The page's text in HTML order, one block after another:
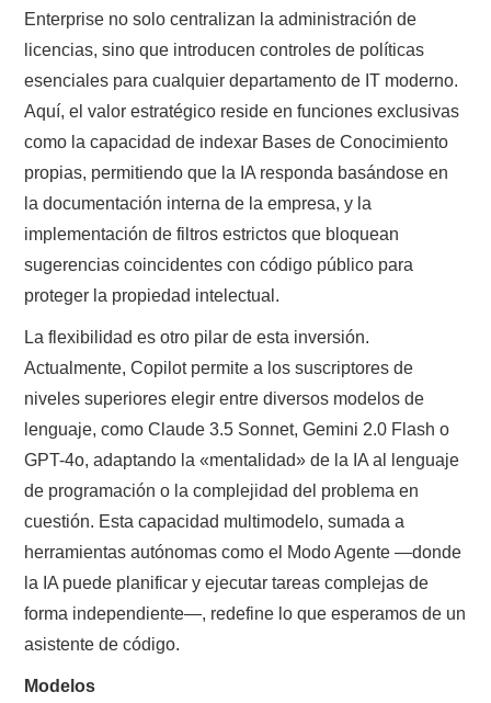
Enterprise no solo centralizan la administración de
licencias, sino que introducen controles de políticas
esenciales para cualquier departamento de IT moderno.
Aquí, el valor estratégico reside en funciones exclusivas
como la capacidad de indexar Bases de Conocimiento
propias, permitiendo que la IA responda basándose en
la documentación interna de la empresa, y la
implementación de filtros estrictos que bloquean
sugerencias coincidentes con código público para
proteger la propiedad intelectual.
La flexibilidad es otro pilar de esta inversión.
Actualmente, Copilot permite a los suscriptores de
niveles superiores elegir entre diversos modelos de
lenguaje, como Claude 3.5 Sonnet, Gemini 2.0 Flash o
GPT-4o, adaptando la «mentalidad» de la IA al lenguaje
de programación o la complejidad del problema en
cuestión. Esta capacidad multimodelo, sumada a
herramientas autónomas como el Modo Agente —donde
la IA puede planificar y ejecutar tareas complejas de
forma independiente—, redefine lo que esperamos de un
asistente de código.
Modelos